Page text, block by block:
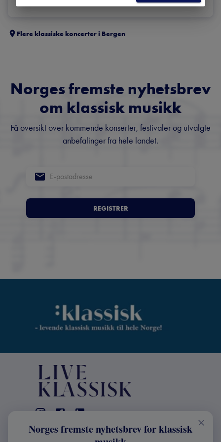
Flere klassiske koncerter i Bergen
Norges fremste nyhetsbrev
om klassisk musikk
Få oversikt over kommende konserter, festivaler og utvalgte
anbefalinger fra hele landet.
REGISTRER
KONTAKT
Norges fremste nyhetsbrev for klassisk